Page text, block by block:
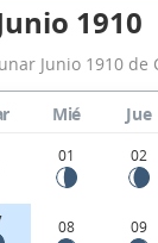
Lunar
Junio
1910
de
1910
Junio 1910 de
Mié Jue
01 02
08 09